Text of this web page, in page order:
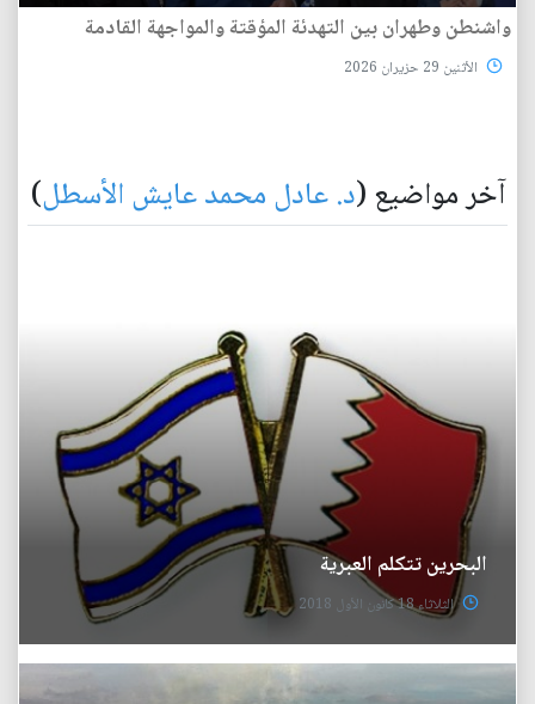
واشنطن وطهران بين التهدئة المؤقتة والمواجهة القادمة
الأثنين 29 حزيران 2026
آخر مواضيع (د. عادل محمد عايش الأسطل)
البحرين تتكلم العبرية
الثلاثاء 18 كانون الأول 2018